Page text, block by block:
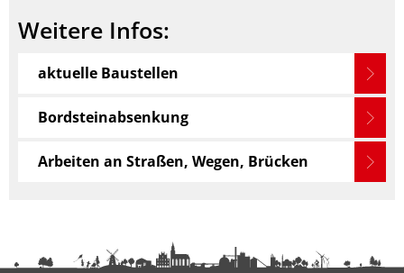
Weitere Infos:
aktuelle Baustellen
Bordsteinabsenkung
Arbeiten an Straßen, Wegen, Brücken